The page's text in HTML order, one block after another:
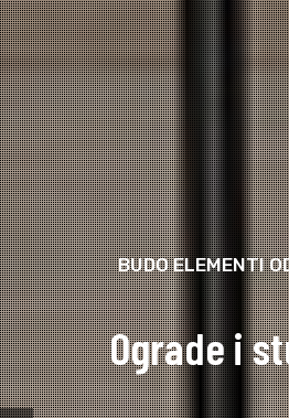
Ograde i
BUDO ELEMENTI